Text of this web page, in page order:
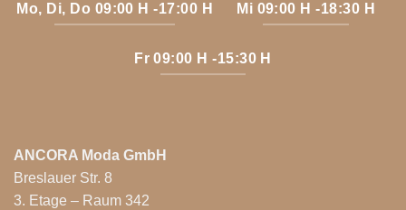
Mo, Di, Do 09:00 H -17:00 H Mi 09:00 H -18:30 H
Fr 09:00 H -15:30 H
ANCORA Moda GmbH
Breslauer Str. 8
3. Etage – Raum 342